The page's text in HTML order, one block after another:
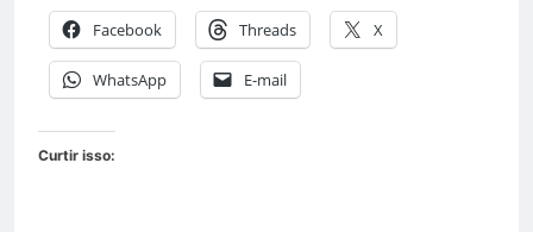
Facebook Threads X
WhatsApp E-mail
Curtir isso: